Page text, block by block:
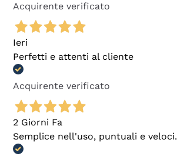
Acquirente verificato
Ieri
Perfetti e attenti al cliente
Acquirente verificato
2 Giorni Fa
Semplice nell'uso, puntuali e veloci.